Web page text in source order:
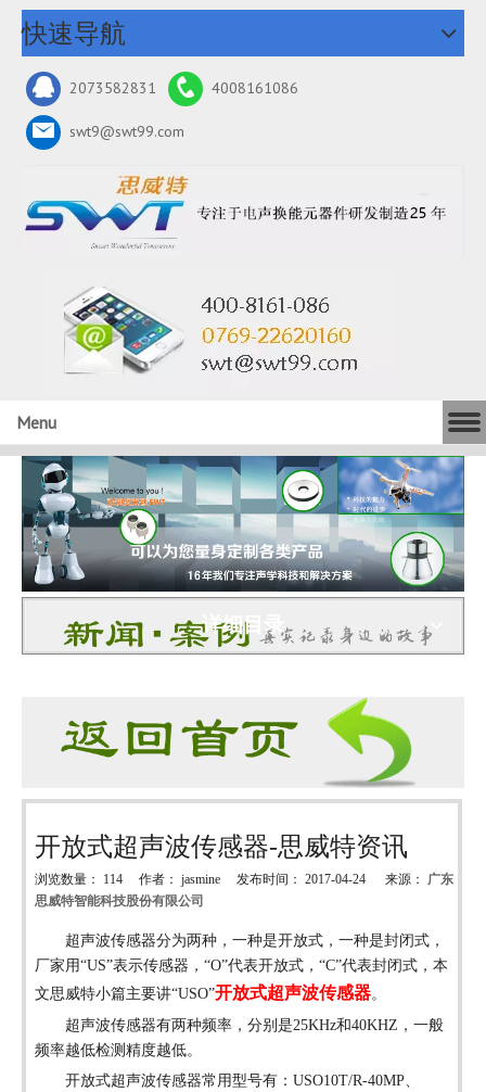
快速导航
2073582831 4008161086
swt9@swt99.com
Menu
详细目录
开放式超声波传感器-思威特资讯
浏览数量： 114 作者： jasmine 发布时间： 2017-04-24 来源： 广东
思威特智能科技股份有限公司
超声波传感器分为两种，一种是开放式，一种是封闭式，
厂家用“US”表示传感器，“O”代表开放式，“C”代表封闭式，本
文思威特小篇主要讲“USO”开放式超声波传感器。
超声波传感器有两种频率，分别是25KHz和40KHZ，一般
频率越低检测精度越低。
开放式超声波传感器常用型号有： USO10T/R-40MP、